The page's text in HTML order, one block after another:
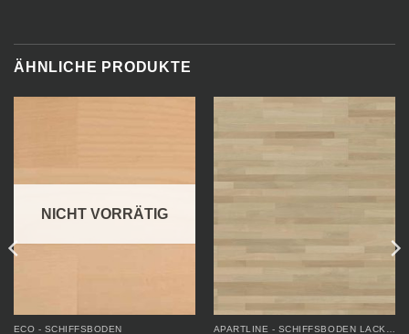
ÄHNLICHE PRODUKTE
NICHT VORRÄTIG
ECO - SCHIFFSBODEN APARTLINE - SCHIFFSBODEN LACKIERT